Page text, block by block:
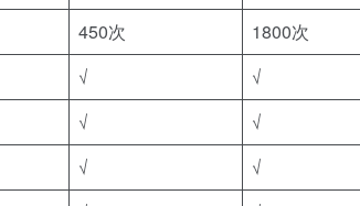
450次
1800次
√
√
√
√
√
√